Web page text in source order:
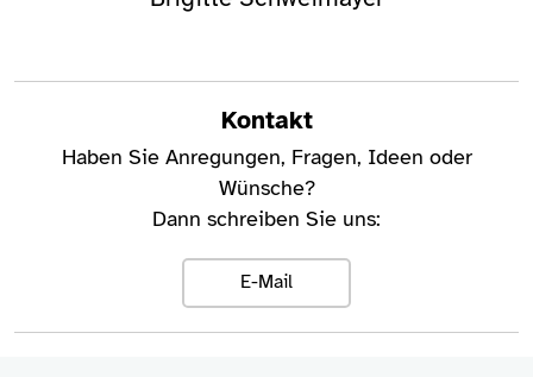
Kontakt
Haben Sie Anregungen, Fragen, Ideen oder
Wünsche?
Dann schreiben Sie uns:
E-Mail